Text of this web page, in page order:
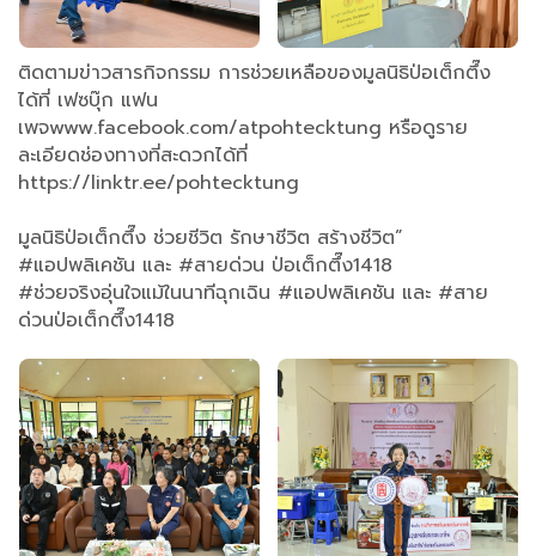
ติดตามข่าวสารกิจกรรม การช่วยเหลือของมูลนิธิป่อเต็กตึ๊ง
ได้ที่ เฟซบุ๊ก แฟน
เพจwww.facebook.com/atpohtecktung หรือดูราย
ละเอียดช่องทางที่สะดวกได้ที่
https://linktr.ee/pohtecktung
มูลนิธิป่อเต็กตึ๊ง ช่วยชีวิต รักษาชีวิต สร้างชีวิต”
#แอปพลิเคชัน และ #สายด่วน ป่อเต็กตึ๊ง1418
#ช่วยจริงอุ่นใจแม้ในนาทีฉุกเฉิน #แอปพลิเคชัน และ #สาย
ด่วนป่อเต็กตึ๊ง1418